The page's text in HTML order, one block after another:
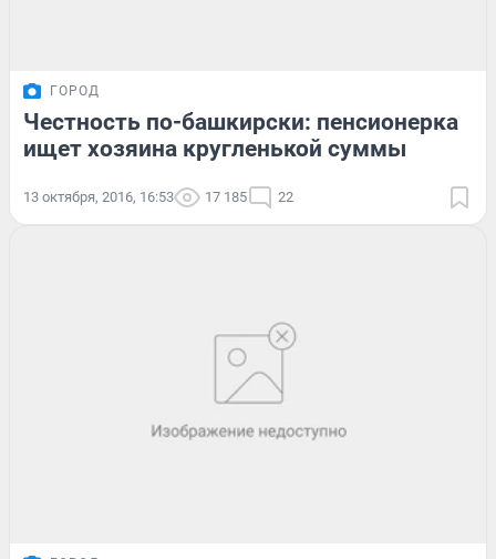
ГОРОД
Честность по-башкирски: пенсионерка
ищет хозяина кругленькой суммы
13 октября, 2016, 16:53 17 185 22